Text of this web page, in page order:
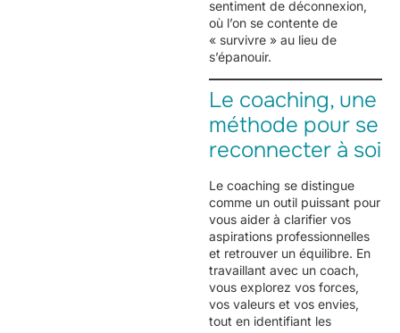
sentiment de déconnexion,
où l’on se contente de
« survivre » au lieu de
s’épanouir.
Le coaching, une
méthode pour se
reconnecter à soi
Le coaching se distingue
comme un outil puissant pour
vous aider à clarifier vos
aspirations professionnelles
et retrouver un équilibre. En
travaillant avec un coach,
vous explorez vos forces,
vos valeurs et vos envies,
tout en identifiant les